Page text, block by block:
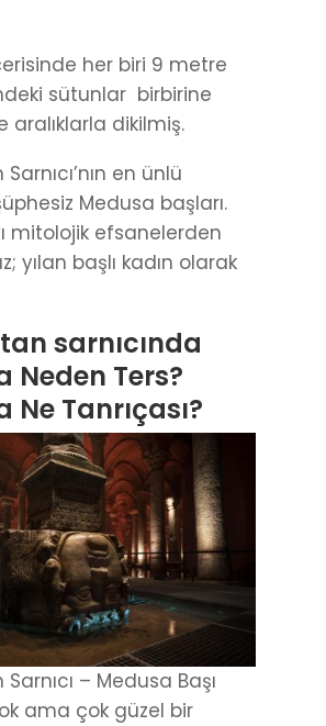
her biri 9 metre
sütunlar birbirine
aralıklarla dikilmiş.
en ünlü
Medusa başları.
mitolojik efsanelerden
yılan başlı kadın olarak
sarnıcında
Neden Ters?
Ne Tanrıçası?
– Medusa Başı
ama çok güzel bir